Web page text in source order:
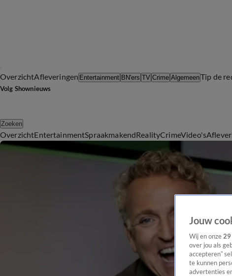
OverzichtAfleveringen Entertainment BN'ers TV Crime AlgemeenTip de
Volg Shownieuws
Zoeken
OverzichtEntertainmentSpraakmakendRealityCrimeVideo's
Jouw
Wij en onze 29
over jou als
accepteren”
te kunnen
advertenties